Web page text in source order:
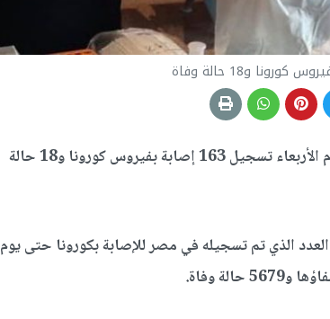
أعلنت الصحة المصرية اليوم الأربعاء تسجيل 163 إصابة بفيروس كورونا و18 حالة
الذي تم تسجيله في مصر للإصابة بكورونا حتى يوم